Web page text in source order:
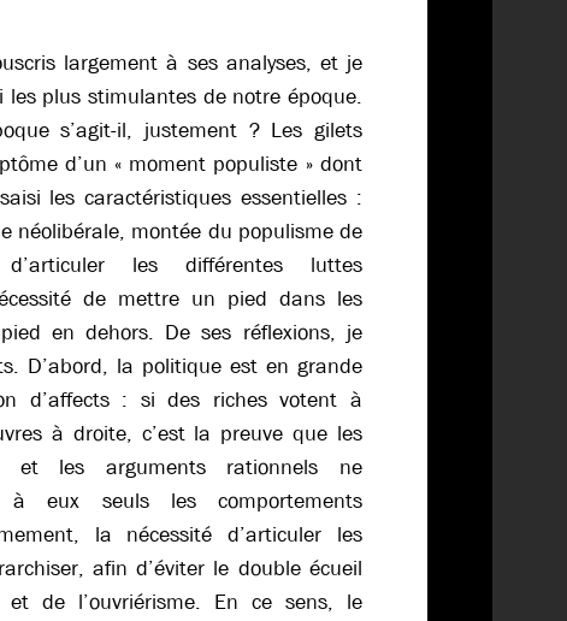
largement à ses analyses, et je
les plus stimulantes de notre époque.
s’agit-il, justement ? Les gilets
d’un « moment populiste » dont
les caractéristiques essentielles :
néolibérale, montée du populisme de
les différentes luttes
de mettre un pied dans les
en dehors. De ses réflexions, je
D’abord, la politique est en grande
d’affects : si des riches votent à
à droite, c’est la preuve que les
et les arguments rationnels ne
à eux seuls les comportements
la nécessité d’articuler les
afin d’éviter le double écueil
et de l’ouvriérisme. En ce sens, le